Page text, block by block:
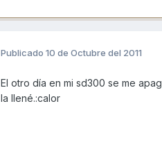
Publicado 10 de Octubre del 2011
El otro día en mi sd300 se me
la llené.:calor